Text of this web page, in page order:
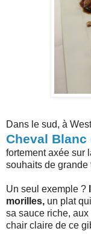
Dans le sud, à
Cheval Blanc
fortement axée sur
souhaits de grande
Un seul exemple ?
morilles, un plat
sa sauce riche,
chair claire de ce